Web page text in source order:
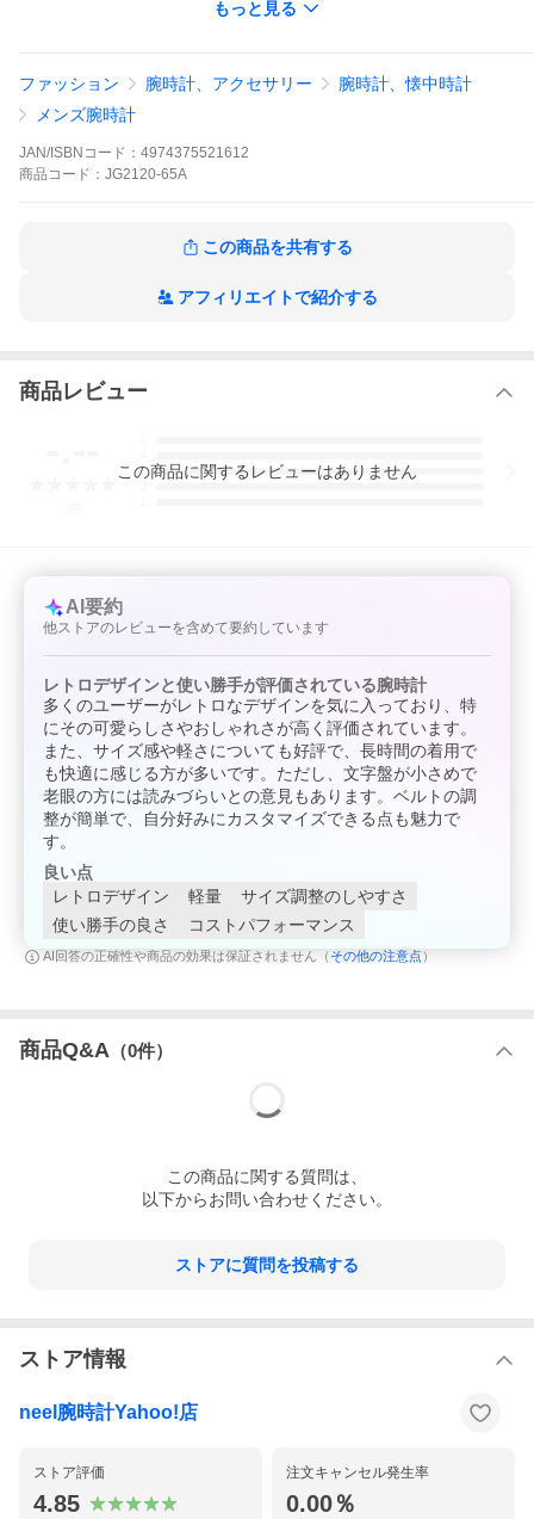
「インディーズスピリットを持ったウオッチ」です。
ときを、RECORD LABEL と共に。
1982年に発売された名作、サーモセンサーのデザイン継承モデ
す。
もっと見る
ファッション 腕時計、アクセサリー
腕時計、懐中時計
メンズ腕時計
JAN/ISBNコード： 4974375521612
商品 コード： JG2120-65A
この商品を共有する
アフィリエイトで紹介する
商品レビュー
3
この商品に関するレビューはありません
AI要約
他ストアのレビューを含めて要約しています
レトロデザインと使い勝手が評価されている腕時計
多くのユーザーがレトロなデザインを気に入っており、特
にその可愛らしさやおしゃれさが高く評価されています。
また、サイズ感や軽さについても好評で、長時間の着用で
も快適に感じる方が多いです。ただし、文字盤が小さめで
老眼の方には読みづらいとの意見もあります。ベルトの調
整が簡単で、自分好みにカスタマイズできる点も魅力で
す。
良い点
レトロデザイン
軽量
サイズ調整のしやすさ
使い勝手の良さ
コストパフォーマンス
AI回答の正確性や商品の効果は保証されません（ その他の注意点 ）
商品Q&A （0件）
この商品に関する質問は、
以下からお問い合わせください。
ストアに質問を投稿する
ストア情報
neel腕時計Yahoo!店
ストア評価
4.85
注文キャンセル発生率
0.00％